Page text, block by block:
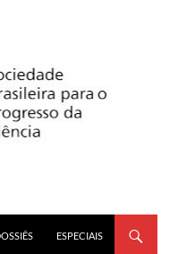
ESPECIAIS